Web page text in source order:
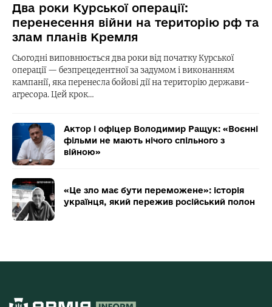
Два роки Курської операції:
перенесення війни на територію рф та
злам планів Кремля
Сьогодні виповнюється два роки від початку Курської
операції — безпрецедентної за задумом і виконанням
кампанії, яка перенесла бойові дії на територію держави-
агресора. Цей крок…
Актор і офіцер Володимир Ращук: «Воєнні
фільми не мають нічого спільного з
війною»
«Це зло має бути переможене»: історія
українця, який пережив російський полон